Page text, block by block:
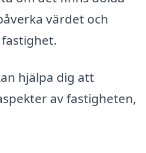
värdet och
hjälpa dig att
av fastigheten,